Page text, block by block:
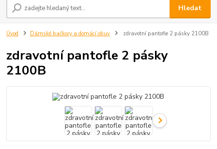
Hledat
Úvod Dámské bačkory a domácí obuv zdravotní pantofle 2 pásky 2100B
zdravotní pantofle 2 pásky
2100B